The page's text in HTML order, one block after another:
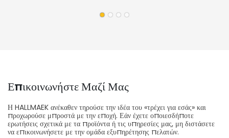
Επικοινωνήστε Μαζί Μας
Η HALLMAEK ανέκαθεν τηρούσε την ιδέα του «τρέχει για εσάς» και
προχωρούσε μπροστά με την εποχή. Εάν έχετε οποιεσδήποτε
ερωτήσεις σχετικά με τα προϊόντα ή τις υπηρεσίες μας, μη διστάσετε
να επικοινωνήσετε με την ομάδα εξυπηρέτησης πελατών.